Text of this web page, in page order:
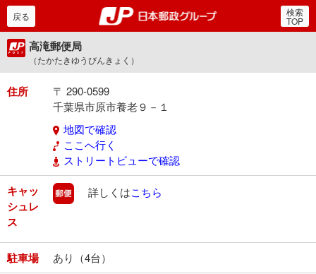
郵便局・日本郵政グルー
戻る 検索
TOP
高滝郵便局
（たかたきゆうびんきょく）
住所
〒 290-0599
千葉県市原市養老９－１
地図で確認
ここへ行く
ストリートビューで確認
キャッ
シュレ
ス
郵便
詳しくはこちら
駐車場 あり（4台）